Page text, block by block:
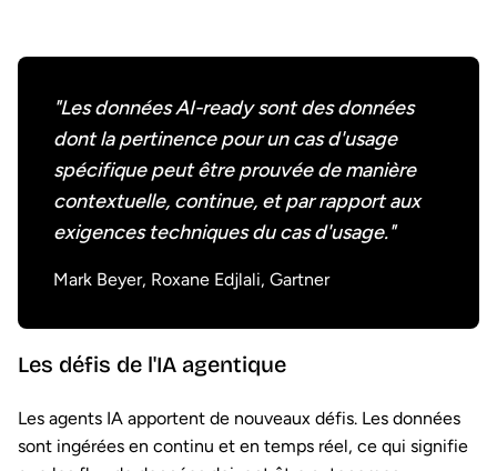
"Les données AI-ready sont des données
dont la pertinence pour un cas d'usage
spécifique peut être prouvée de manière
contextuelle, continue, et par rapport aux
exigences techniques du cas d'usage."
Mark Beyer, Roxane Edjlali, Gartner
Les défis de l'IA agentique
Les agents IA apportent de nouveaux défis. Les données
sont ingérées en continu et en temps réel, ce qui signifie